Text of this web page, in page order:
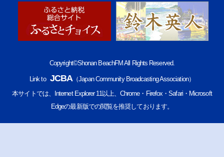
Copyright©Shonan BeachFM All Rights Reserved.
Link to JCBA（Japan Community Broadcasting Association）
本サイトでは、Internet Explorer 11以上、Chrome・Firefox・Safari・Microsoft
Edgeの最新版での閲覧を推奨しております。